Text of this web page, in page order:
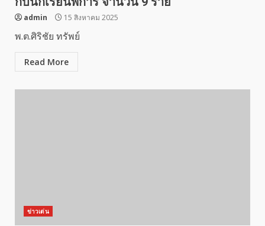
admin 15 สิงหาคม 2025
พ.ต.ศิริชัย ทรัพย์
Read More
ข่าวเด่น